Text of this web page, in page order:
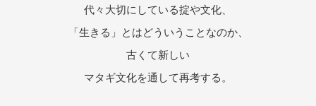
代々大切にしている掟や文化、
「生きる」とはどういうことなのか、
古くて新しい
マタギ文化を通して再考する。